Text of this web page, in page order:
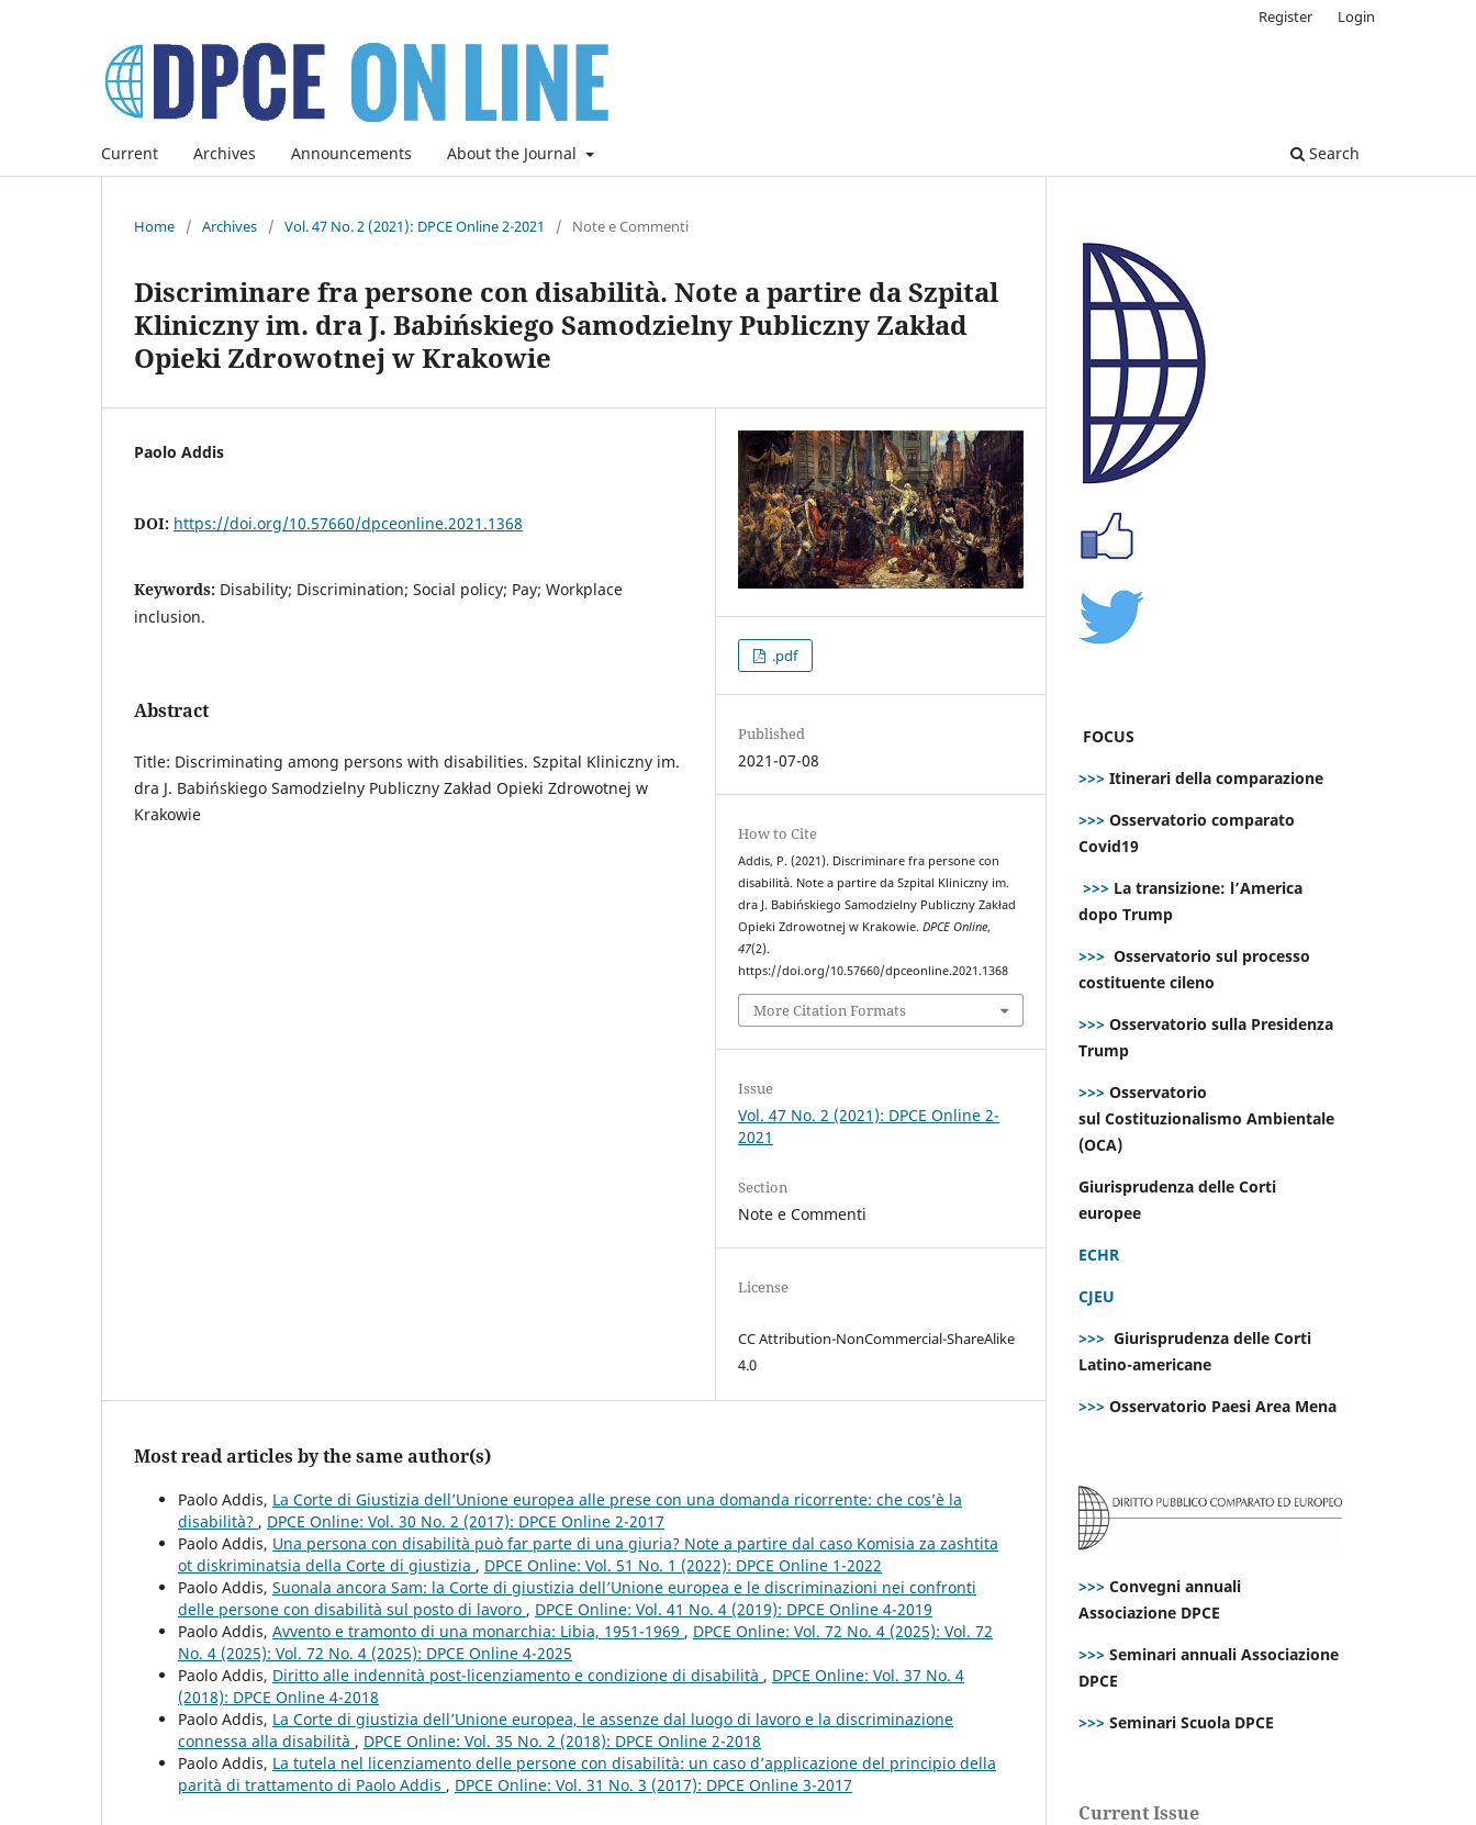
Current Archives Announcements About the Journal Search
Register Login
Home / Archives / Vol. 47 No. 2 (2021): DPCE Online 2-2021 / Note e Commenti
Discriminare fra persone con disabilità. Note a partire da Szpital
Kliniczny im. dra J. Babińskiego Samodzielny Publiczny Zakład
Opieki Zdrowotnej w Krakowie
Paolo Addis
DOI: https://doi.org/10.57660/dpceonline.2021.1368
Keywords: Disability; Discrimination; Social policy; Pay; Workplace
inclusion.
Abstract
Title: Discriminating among persons with disabilities. Szpital Kliniczny im.
dra J. Babińskiego Samodzielny Publiczny Zakład Opieki Zdrowotnej w
Krakowie
.pdf
Published
2021-07-08
How to Cite
Addis, P. (2021). Discriminare fra persone con
disabilità. Note a partire da Szpital Kliniczny im.
dra J. Babińskiego Samodzielny Publiczny Zakład
Opieki Zdrowotnej w Krakowie.DPCE Online,
47(2).
https://doi.org/10.57660/dpceonline.2021.1368
More Citation Formats
Issue
Vol. 47 No. 2 (2021): DPCE Online 2-
2021
Section
Note e Commenti
License
CC Attribution-NonCommercial-ShareAlike
4.0
Most read articles by the same author(s)
Paolo Addis, La Corte di Giustizia dell’Unione europea alle prese con una domanda ricorrente: che cos’è la
disabilità? , DPCE Online: Vol. 30 No. 2 (2017): DPCE Online 2-2017
Paolo Addis, Una persona con disabilità può far parte di una giuria? Note a partire dal caso Komisia za zashtita
ot diskriminatsia della Corte di giustizia , DPCE Online: Vol. 51 No. 1 (2022): DPCE Online 1-2022
Paolo Addis, Suonala ancora Sam: la Corte di giustizia dell’Unione europea e le discriminazioni nei confronti
delle persone con disabilità sul posto di lavoro , DPCE Online: Vol. 41 No. 4 (2019): DPCE Online 4-2019
Paolo Addis, Avvento e tramonto di una monarchia: Libia, 1951-1969 , DPCE Online: Vol. 72 No. 4 (2025): Vol. 72
No. 4 (2025): Vol. 72 No. 4 (2025): DPCE Online 4-2025
Paolo Addis, Diritto alle indennità post-licenziamento e condizione di disabilità , DPCE Online: Vol. 37 No. 4
(2018): DPCE Online 4-2018
Paolo Addis, La Corte di giustizia dell’Unione europea, le assenze dal luogo di lavoro e la discriminazione
connessa alla disabilità , DPCE Online: Vol. 35 No. 2 (2018): DPCE Online 2-2018
Paolo Addis, La tutela nel licenziamento delle persone con disabilità: un caso d’applicazione del principio della
parità di trattamento di Paolo Addis , DPCE Online: Vol. 31 No. 3 (2017): DPCE Online 3-2017
FOCUS
>>> Itinerari della comparazione
>>> Osservatorio comparato
Covid19
>>> La transizione: l’America
dopo Trump
>>> Osservatorio sul processo
costituente cileno
>>> Osservatorio sulla Presidenza
Trump
>>> Osservatorio
sul Costituzionalismo Ambientale
(OCA)
Giurisprudenza delle Corti
europee
ECHR
CJEU
>>> Giurisprudenza delle Corti
Latino-americane
>>> Osservatorio Paesi Area Mena
>>> Convegni annuali
Associazione DPCE
>>> Seminari annuali Associazione
DPCE
>>> Seminari Scuola DPCE
Current Issue